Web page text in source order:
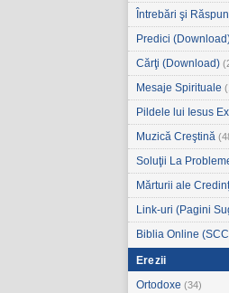
Întrebări şi
Predici
Cărţi (Download)
Mesaje Spirituale
Pildele lui Iesus
Muzică Creştină
Soluţii La
Mărturii ale
Link-uri (Pagini
Biblia Online
Erezii
Ortodoxe (34)